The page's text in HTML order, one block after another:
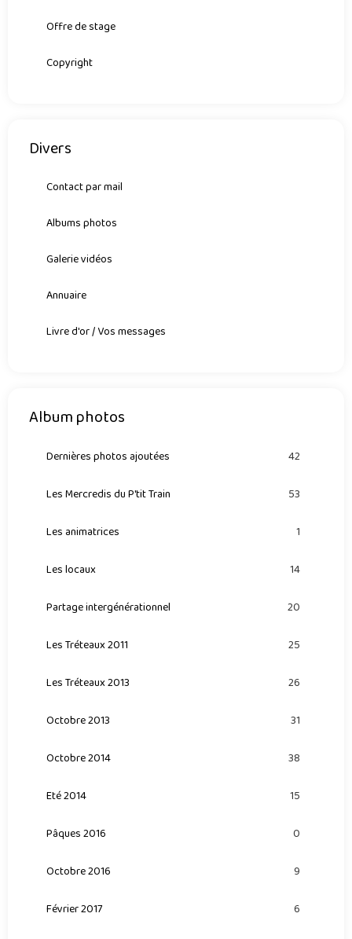
Offre de stage
Copyright
Divers
Contact par mail
Albums photos
Galerie vidéos
Annuaire
Livre d'or / Vos messages
Album photos
Dernières photos ajoutées 42
Les Mercredis du P'tit Train 53
Les animatrices 1
Les locaux 14
Partage intergénérationnel 20
Les Tréteaux 2011 25
Les Tréteaux 2013 26
Octobre 2013 31
Octobre 2014 38
Eté 2014 15
Pâques 2016 0
Octobre 2016 9
Février 2017 6